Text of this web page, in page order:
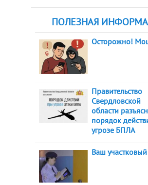
ПОЛЕЗНАЯ
Осторожно!
Правительство
Свердловской
области
порядок
угрозе БПЛА
Ваш участковый